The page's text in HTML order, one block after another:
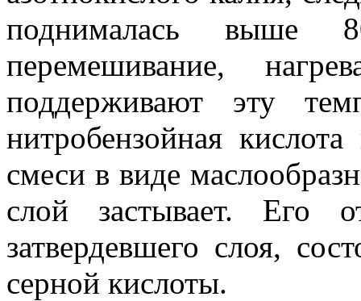
поднималась выше
перемешивание,
поддерживают эту
нитробензойная
смеси в виде
слой застывает. Его
затвердевшего слоя,
серной кислоты.